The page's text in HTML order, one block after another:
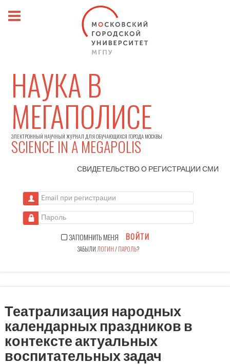
НАУКА В
МЕГАПОЛИСЕ
ЭЛЕКТРОННЫЙ НАУЧНЫЙ ЖУРНАЛ ДЛЯ ОБУЧАЮЩИХСЯ ГОРОДА МОСКВЫ
SCIENCE IN A MEGAPOLIS
СВИДЕТЕЛЬСТВО О РЕГИСТРАЦИИСМИ
Email при регистрации
Пароль
ЗАПОМНИТЬ МЕНЯ ВОЙТИ
ЗАБЫЛИ ЛОГИН/ПАРОЛЬ?
Театрализация народных
календарных праздников в
контексте актуальных
воспитательных задач